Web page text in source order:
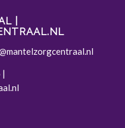
|
|